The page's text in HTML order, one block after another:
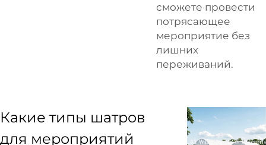
сможете провести
потрясающее
мероприятие без
лишних
переживаний.
Какие типы шатров
для мероприятий